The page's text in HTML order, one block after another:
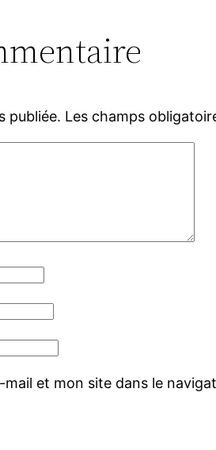
publiée. Les champs
et mon site dans le